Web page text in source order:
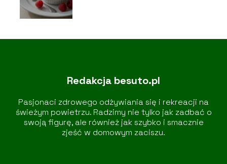
Redakcja besuto.pl
Pasjonaci zdrowego odżywiania się i rekreacji na
świeżym powietrzu. Radzimy nie tylko jak zadbać o
swoją figurę, ale również jak szybko i smacznie
zjeść w domowym zaciszu.